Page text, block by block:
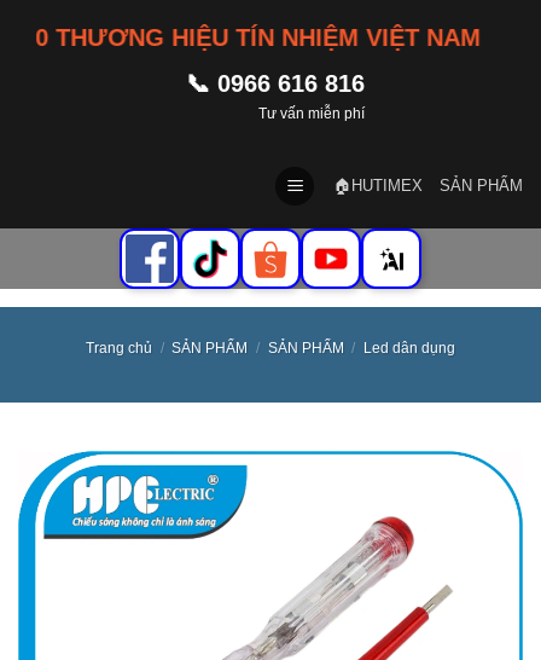
THƯƠNG HIỆU TÍN NHIỆM VIỆT NAM
📞 0966 616 816
Tư vấn miễn phí
🏠HUTIMEX SẢN PHẨM
Trang chủ / SẢN PHẨM / SẢN PHẨM / Led dân dụng